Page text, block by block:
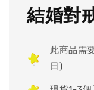
結婚對
此商品需
日)